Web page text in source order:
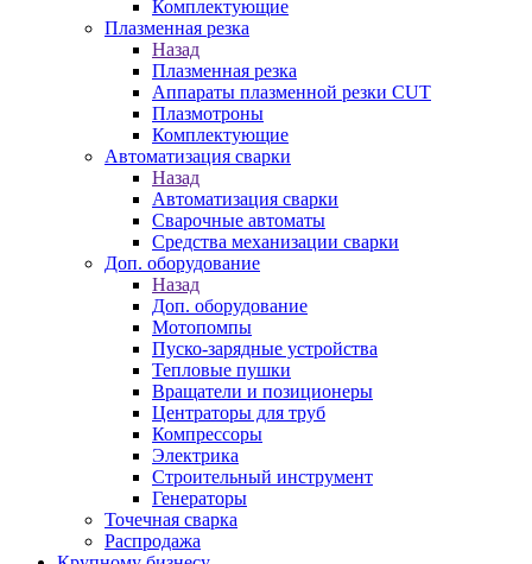
Комплектующие
Плазменная резка
Назад
Плазменная резка
Аппараты плазменной резки CUT
Плазмотроны
Комплектующие
Автоматизация сварки
Назад
Автоматизация сварки
Сварочные автоматы
Средства механизации сварки
Доп. оборудование
Назад
Доп. оборудование
Мотопомпы
Пуско-зарядные устройства
Тепловые пушки
Вращатели и позиционеры
Центраторы для труб
Компрессоры
Электрика
Строительный инструмент
Генераторы
Точечная сварка
Распродажа